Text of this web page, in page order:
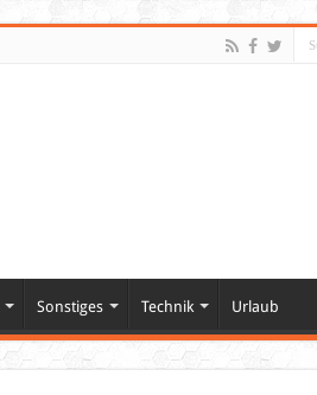
Sonstiges Technik Urlaub